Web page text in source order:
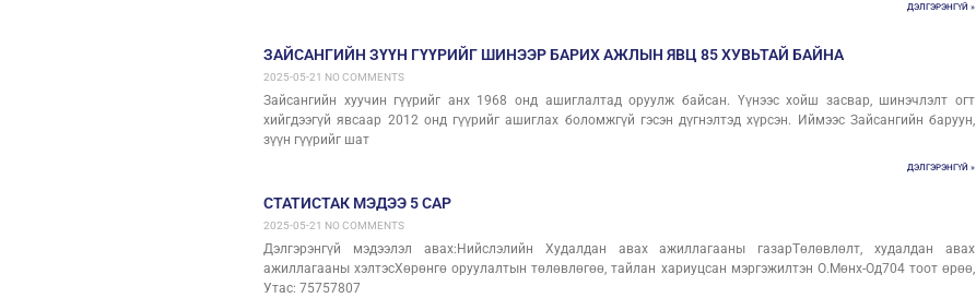
ДЭЛГЭРЭНГҮЙ »
ЗАЙСАНГИЙН ЗҮҮН ГҮҮРИЙГ ШИНЭЭР БАРИХ АЖЛЫН ЯВЦ 85 ХУВЬТАЙ БАЙНА
2025-05-21 NO COMMENTS
Зайсангийн хуучин гүүрийг анх 1968 онд ашиглалтад оруулж байсан. Үүнээс хойш засвар, шинэчлэлт огт
хийгдээгүй явсаар 2012 онд гүүрийг ашиглах боломжгүй гэсэн дүгнэлтэд хүрсэн. Иймээс Зайсангийн баруун,
зүүн гүүрийг шат
ДЭЛГЭРЭНГҮЙ »
СТАТИСТАК МЭДЭЭ 5 САР
2025-05-21 NO COMMENTS
Дэлгэрэнгүй мэдээлэл авах:Нийслэлийн Худалдан авах ажиллагааны газарТөлөвлөлт, худалдан авах
ажиллагааны хэлтэсХөрөнгө оруулалтын төлөвлөгөө, тайлан хариуцсан мэргэжилтэн О.Мөнх-Од704 тоот өрөө,
Утас: 75757807